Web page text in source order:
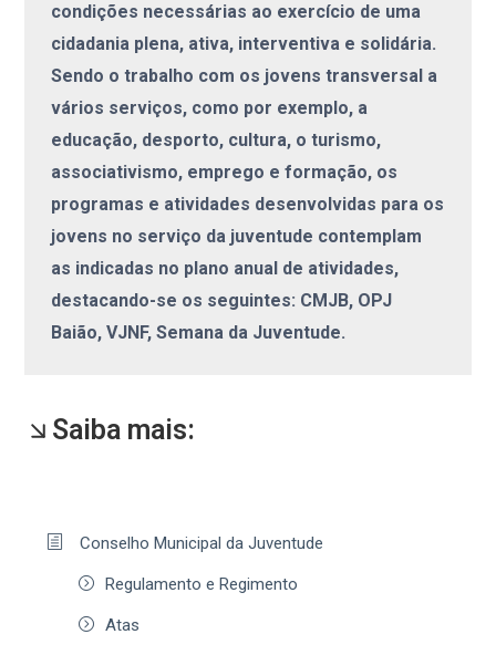
condições necessárias ao exercício de uma
cidadania plena, ativa, interventiva e solidária.
Sendo o trabalho com os jovens transversal a
vários serviços, como por exemplo, a
educação, desporto, cultura, o turismo,
associativismo, emprego e formação, os
programas e atividades desenvolvidas para os
jovens no serviço da juventude contemplam
as indicadas no plano anual de atividades,
destacando-se os seguintes: CMJB, OPJ
Baião, VJNF, Semana da Juventude.
Saiba mais:
Conselho Municipal da Juventude
Regulamento e Regimento
Atas